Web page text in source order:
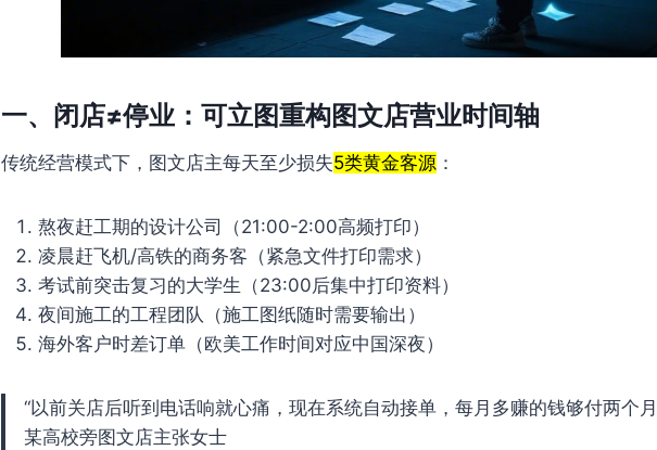
一、闭店≠停业：可立图重构图文店营业时间轴
传统经营模式下，图文店主每天至少损失5类黄金客源 ：
熬夜赶工期的设计公司（21:00-2:00高频打印）
凌晨赶飞机/高铁的商务客（紧急文件打印需求）
考试前突击复习的大学生（23:00后集中打印资料）
夜间施工的工程团队（施工图纸随时需要输出）
海外客户时差订单（欧美工作时间对应中国深夜）
“以前关店后听到电话响就心痛，现在系统自动接单，每月多赚的钱够付两个
某高校旁图文店主张女士